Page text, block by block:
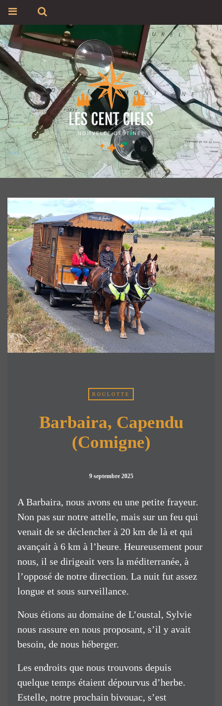
ROULOTTE
Barbaira, Capendu
(Comigne)
9 septembre 2025
A Barbaira, nous avons eu une petite frayeur.
Non pas sur notre attelle, mais sur un feu qui
venait de se déclencher à 20 km de là et qui
avançait à 6 km à l’heure. Heureusement pour
nous, il se dirigeait vers la méditerranée, à
l’opposé de notre direction. La nuit fut assez
longue et sous surveillance.
Nous étions au domaine de L’oustal, Sylvie
nous rassure en nous proposant, s’il y avait
besoin, de nous héberger.
Les endroits que nous trouvons depuis
quelque temps étaient dépourvus d’herbe.
Estelle, notre prochain bivouac, s’est